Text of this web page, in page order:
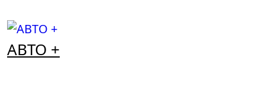
содержимому
АВТО +